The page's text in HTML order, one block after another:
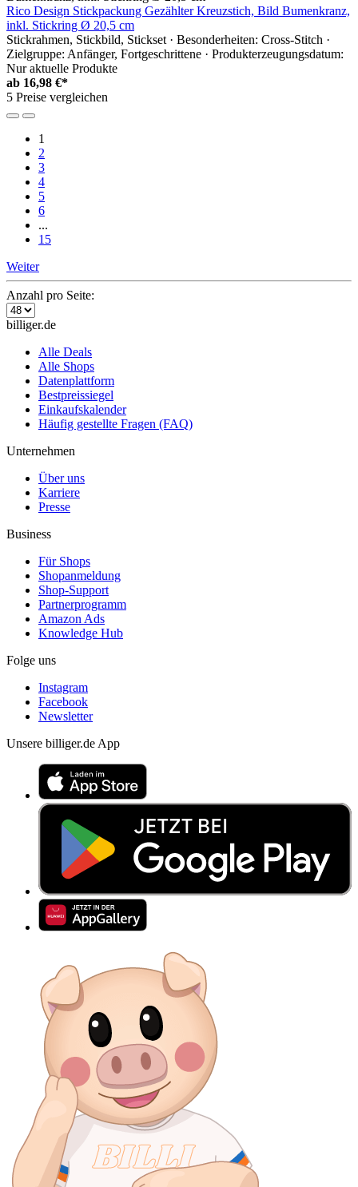
Rico Design Stickpackung Gezählter Kreuzstich, Bild Bumenkranz,
inkl. Stickring Ø 20,5 cm
Stickrahmen, Stickbild, Stickset · Besonderheiten: Cross-Stitch ·
Zielgruppe: Anfänger, Fortgeschrittene · Produkterzeugungsdatum:
Nur aktuelle Produkte
ab 16,98 €*
5 Preise vergleichen
1
2
3
4
5
6
...
15
Weiter
Anzahl pro Seite:
billiger.de
Alle Deals
Alle Shops
Datenplattform
Bestpreissiegel
Einkaufskalender
Häufig gestellte Fragen (FAQ)
Unternehmen
Über uns
Karriere
Presse
Business
Für Shops
Shopanmeldung
Shop-Support
Partnerprogramm
Amazon Ads
Knowledge Hub
Folge uns
Instagram
Facebook
Newsletter
Unsere billiger.de App